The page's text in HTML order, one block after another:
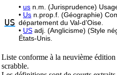
US
• us n.m. (Jurisprudence)
• Us n.prop.f. (Géographie)
département du Val-d’Oise.
• US adj. (Anglicisme) (Style
États-Unis.
Liste conforme à la neuvième
scrabble.